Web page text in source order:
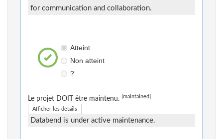
for communication and collaboration.
Atteint
Non atteint
?
Le projet DOIT être maintenu. [maintained]
Afficher les détails
Databend is under active maintenance.